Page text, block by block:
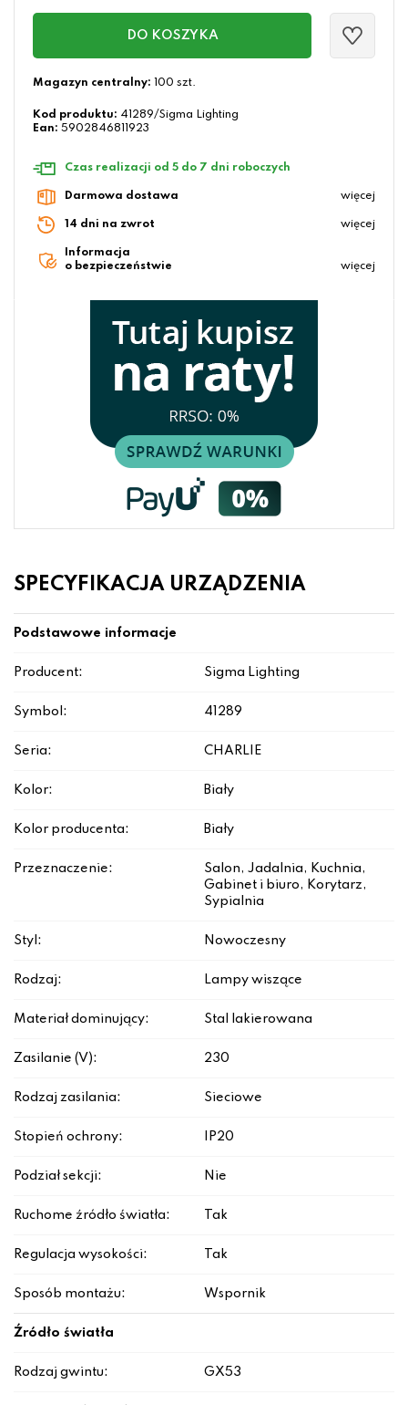
DO KOSZYKA
Magazyn centralny: 100 szt.
Kod produktu: 41289/Sigma Lighting
Ean: 5902846811923
Czas realizacji od 5 do 7 dni roboczych
Darmowa dostawa więcej
14 dni na zwrot więcej
Informacja
o bezpieczeństwie
więcej
SPECYFIKACJA URZĄDZENIA
Podstawowe informacje
Producent: Sigma Lighting
Symbol: 41289
Seria: CHARLIE
Kolor: Biały
Kolor producenta: Biały
Przeznaczenie:
Salon, Jadalnia, Kuchnia,
Gabinet i biuro, Korytarz,
Sypialnia
Styl: Nowoczesny
Rodzaj: Lampy wiszące
Materiał dominujący: Stal lakierowana
Zasilanie (V): 230
Rodzaj zasilania: Sieciowe
Stopień ochrony: IP20
Podział sekcji: Nie
Ruchome źródło światła: Tak
Regulacja wysokości: Tak
Sposób montażu: Wspornik
Źródło światła
Rodzaj gwintu: GX53